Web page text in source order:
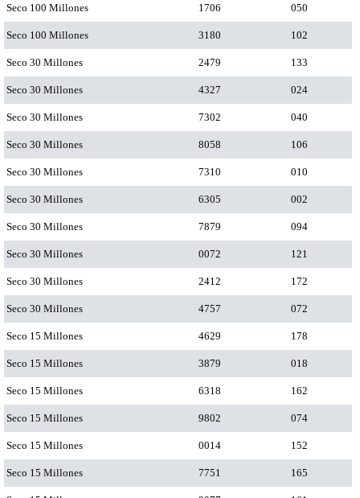
Seco 100 Millones 1706 050
Seco 100 Millones 3180 102
Seco 30 Millones 2479 133
Seco 30 Millones 4327 024
Seco 30 Millones 7302 040
Seco 30 Millones 8058 106
Seco 30 Millones 7310 010
Seco 30 Millones 6305 002
Seco 30 Millones 7879 094
Seco 30 Millones 0072 121
Seco 30 Millones 2412 172
Seco 30 Millones 4757 072
Seco 15 Millones 4629 178
Seco 15 Millones 3879 018
Seco 15 Millones 6318 162
Seco 15 Millones 9802 074
Seco 15 Millones 0014 152
Seco 15 Millones 7751 165